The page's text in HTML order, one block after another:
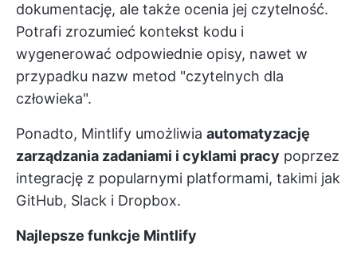
dokumentację, ale także ocenia jej czytelność.
Potrafi zrozumieć kontekst kodu i
wygenerować odpowiednie opisy, nawet w
przypadku nazw metod "czytelnych dla
człowieka".
Ponadto, Mintlify umożliwia automatyzację
zarządzania zadaniami i cyklami pracy poprzez
integrację z popularnymi platformami, takimi jak
GitHub, Slack i Dropbox.
Najlepsze funkcje Mintlify